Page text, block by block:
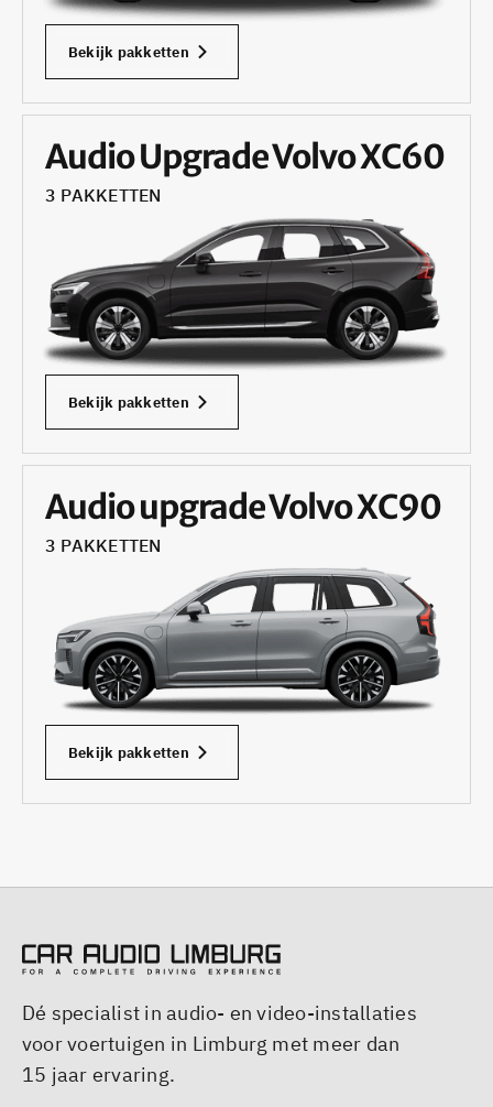
Bekijk pakketten
Audio Upgrade Volvo XC60
3 PAKKETTEN
Bekijk pakketten
Audio upgrade Volvo XC90
3 PAKKETTEN
Bekijk pakketten
Dé specialist in audio- en video-installaties
voor voertuigen in Limburg met meer dan
15 jaar ervaring.